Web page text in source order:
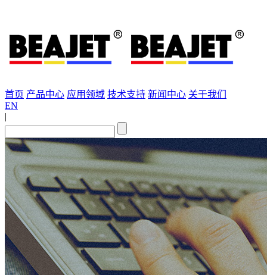
首页 产品中心 应用领域 技术支持 新闻中心 关于我们
EN
|